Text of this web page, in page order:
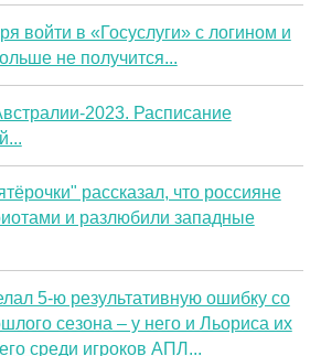
войти в «Госуслуги» с логином и
не получится...
2023. Расписание
рассказал, что россияне
и разлюбили западные
5-ю результативную ошибку со
сезона – у него и Льориса их
среди игроков АПЛ...